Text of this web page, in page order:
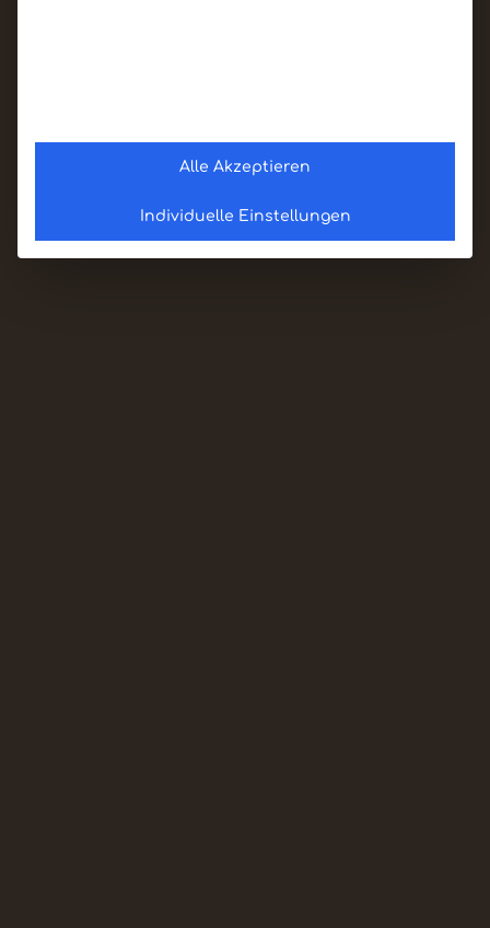
Alle Akzeptieren
Individuelle Einstellungen